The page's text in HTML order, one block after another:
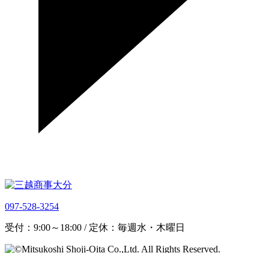
097-528-3254
受付：9:00～18:00 / 定休：毎週水・木曜日